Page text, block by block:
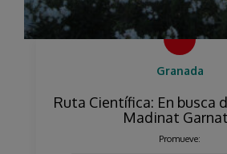
Granada
Ruta Científica: En busca
Madinat
Promueve: